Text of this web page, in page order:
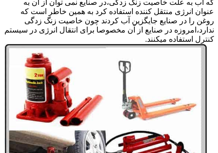
که آب به علت خاصیت زنگ زدگی،در صنایع نمی توان از آن به
عنوان انرژی منتقل کننده استفاده کرد به همین خاطر است که
روغن را در صنایع جایگزین آب کردند چون خاصیت زنگ زدگی
ندارد،امروزه در صنایع از آن مخصوصا برای انتقال انرژی در سیستم
کنترل استفاده میکنند.